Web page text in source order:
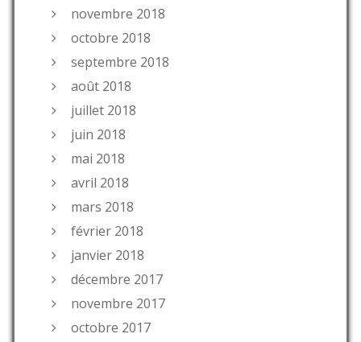
novembre 2018
octobre 2018
septembre 2018
août 2018
juillet 2018
juin 2018
mai 2018
avril 2018
mars 2018
février 2018
janvier 2018
décembre 2017
novembre 2017
octobre 2017